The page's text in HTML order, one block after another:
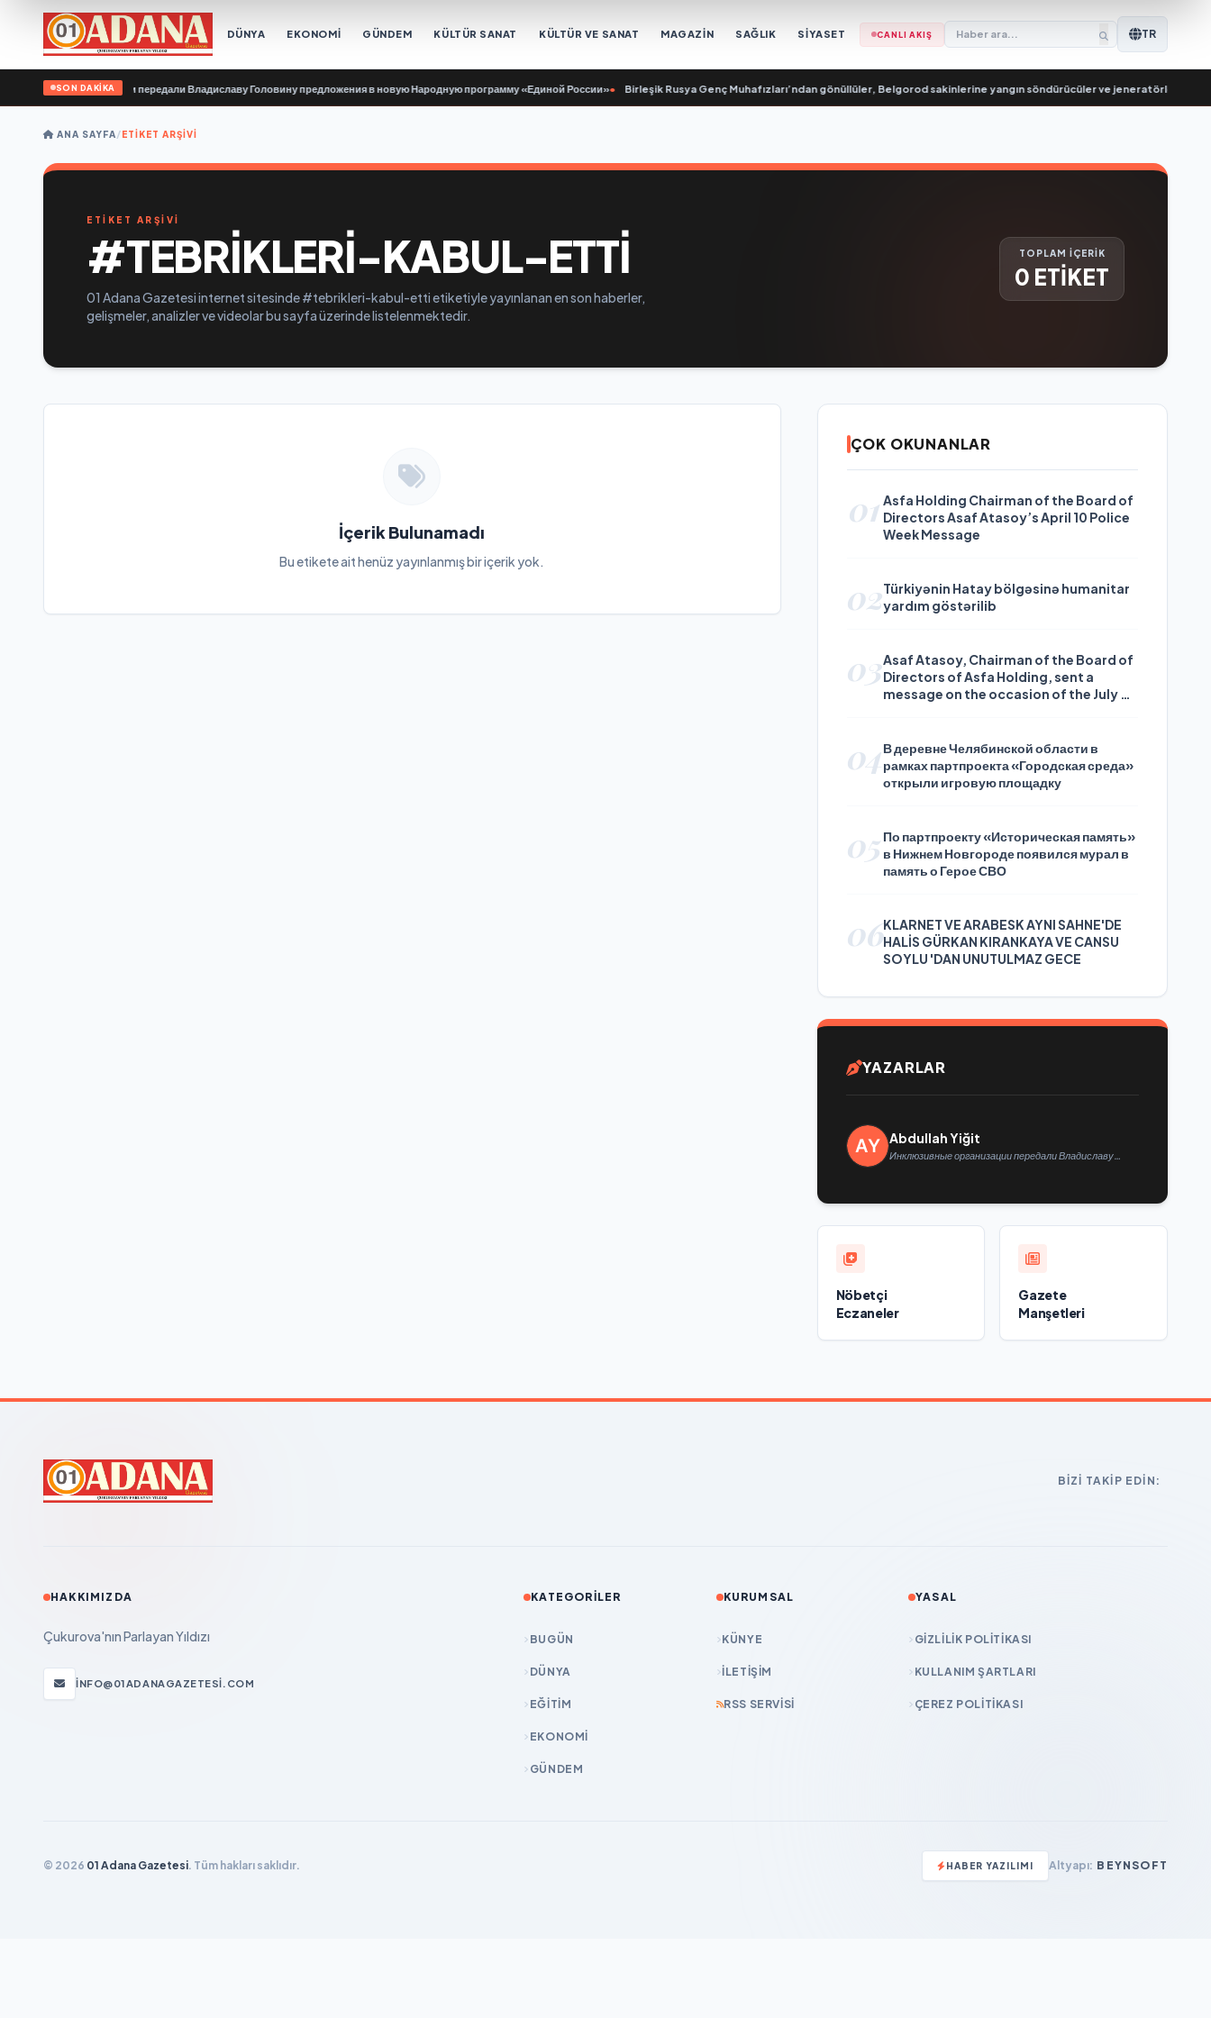
DÜNYA EKONOMİ GÜNDEM KÜLTÜR SANAT KÜLTÜR VE SANAT MAGAZİN SAĞLIK SİYASET CANLI AKIŞ TR
SON DAKİKA
организации передали Владиславу Головину предложения в новую Народную программу «Единой России»• Birleşik Rusya Genç Muhafızları’ndan gönüllüler, Belgorod sakinlerine yangın söndürücüler ve jeneratörler
ANA SAYFA/ETIKET ARŞIVI
ETİKET ARŞİVİ
#TEBRIKLERI-KABUL-ETTI
01 Adana Gazetesi internet sitesinde #tebrikleri-kabul-etti etiketiyle yayınlanan en son haberler,
gelişmeler, analizler ve videolar bu sayfa üzerinde listelenmektedir.
TOPLAM İÇERİK
0 ETİKET
İçerik Bulunamadı
Bu etikete ait henüz yayınlanmış bir içerik yok.
ÇOK OKUNANLAR
01 Asfa Holding Chairman of the Board of
Directors Asaf Atasoy’s April 10 Police
Week Message
02Türkiyənin Hatay bölgəsinə humanitar
yardım göstərilib
03Asaf Atasoy, Chairman of the Board of
Directors of Asfa Holding, sent a
message on the occasion of the July 24
04В деревне Челябинской области в
рамках партпроекта «Городская среда»
открыли игровую площадку
05 По партпроекту «Историческая память»
в Нижнем Новгороде появился мурал в
память о Герое СВО
06KLARNET VE ARABESK AYNI SAHNE'DE
HALİS GÜRKAN KIRANKAYA VE CANSU
SOYLU 'DAN UNUTULMAZ GECE
YAZARLAR
Abdullah Yiğit
Инклюзивные организации передали Владиславу
Nöbetçi
Eczaneler
Gazete
Manşetleri
BIZI TAKIP EDIN:
HAKKIMIZDA
Çukurova'nın Parlayan Yıldızı
INFO@01ADANAGAZETESI.COM
KATEGORILER
BUGÜN
DÜNYA
EĞİTİM
EKONOMİ
GÜNDEM
KURUMSAL
KÜNYE
İLETIŞIM
RSS SERVISI
YASAL
GIZLILIK POLITIKASI
KULLANIM ŞARTLARI
ÇEREZ POLITIKASI
© 2026 01 Adana Gazetesi. Tüm hakları saklıdır. HABER YAZILIMI Altyapı: BEYNSOFT